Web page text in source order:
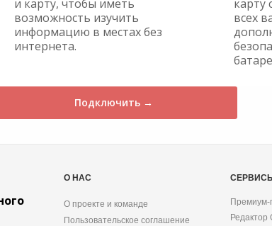
и карту, чтобы иметь
возможность изучить
информацию в местах без
интернета.
карту
всех
Подключить →
О НАС
О проекте и команде
Пользовательское соглашение
Премиум-
Редактор